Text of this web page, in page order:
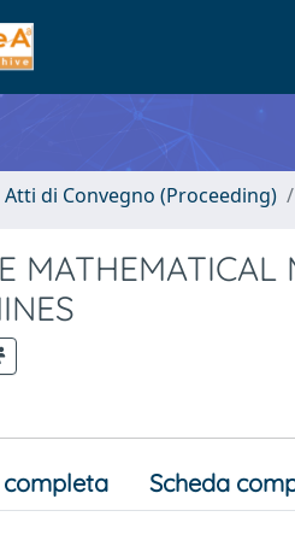
di Convegno (Proceeding)
completa Scheda